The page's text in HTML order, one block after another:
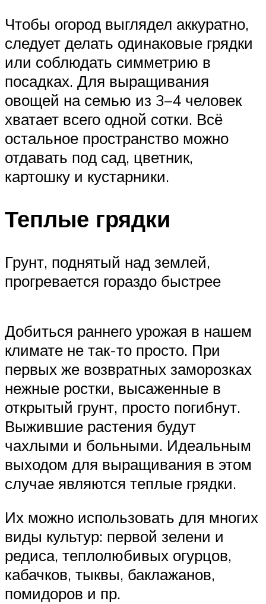
Чтобы огород выглядел аккуратно,
следует делать одинаковые грядки
или соблюдать симметрию в
посадках. Для выращивания
овощей на семью из 3–4 человек
хватает всего одной сотки. Всё
остальное пространство можно
отдавать под сад, цветник,
картошку и кустарники.
Теплые грядки
Грунт, поднятый над землей,
прогревается гораздо быстрее
Добиться раннего урожая в нашем
климате не так-то просто. При
первых же возвратных заморозках
нежные ростки, высаженные в
открытый грунт, просто погибнут.
Выжившие растения будут
чахлыми и больными. Идеальным
выходом для выращивания в этом
случае являются теплые грядки.
Их можно использовать для многих
виды культур: первой зелени и
редиса, теплолюбивых огурцов,
кабачков, тыквы, баклажанов,
помидоров и пр.